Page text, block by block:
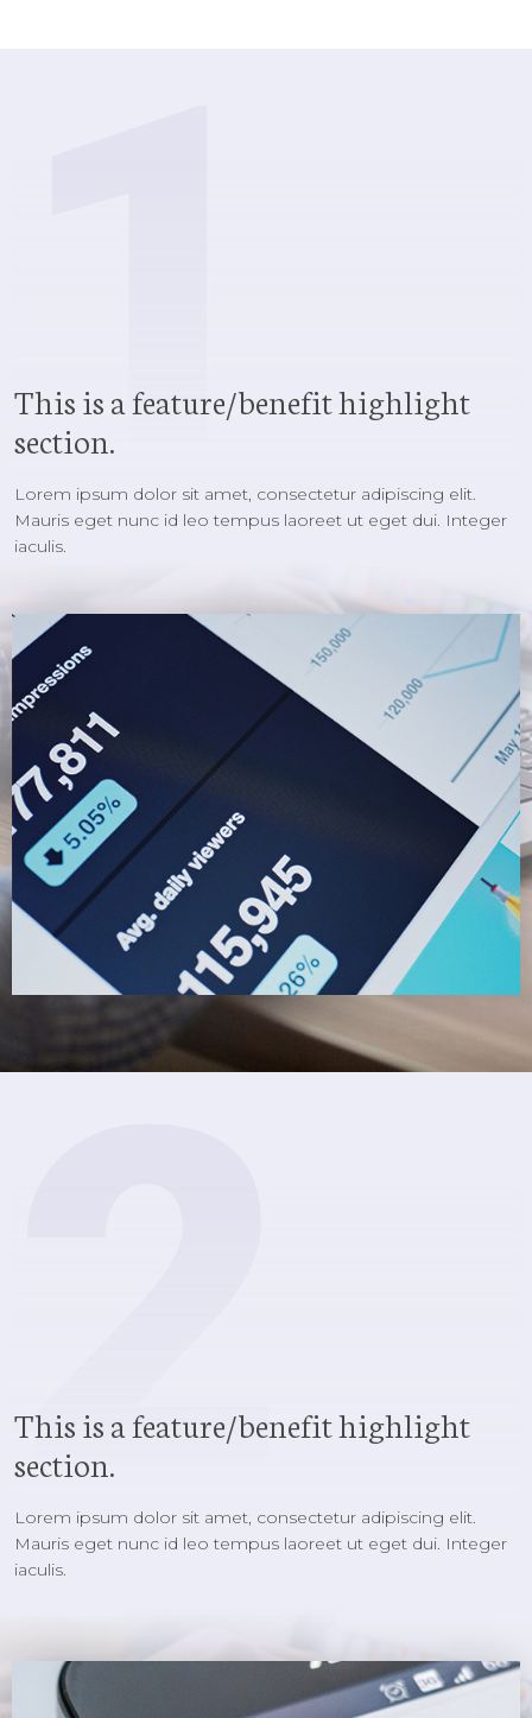
1
This is a feature/benefit highlight
section.
Lorem ipsum dolor sit amet, consectetur adipiscing elit.
Mauris eget nunc id leo tempus laoreet ut eget dui. Integer
iaculis.
2
This is a feature/benefit highlight
section.
Lorem ipsum dolor sit amet, consectetur adipiscing elit.
Mauris eget nunc id leo tempus laoreet ut eget dui. Integer
iaculis.